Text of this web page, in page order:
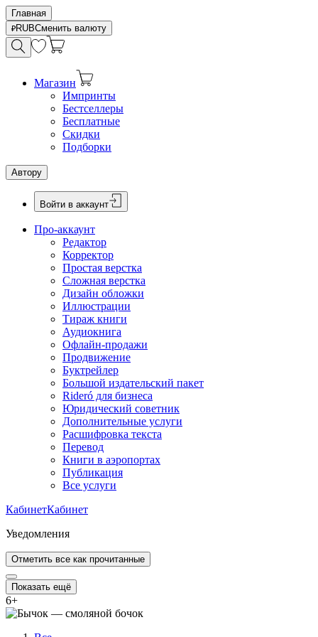
Главная
RUBСменить валюту
Магазин
Импринты
Бестселлеры
Бесплатные
Скидки
Подборки
Автору
Войти в аккаунт
Про-аккаунт
Редактор
Корректор
Простая верстка
Сложная верстка
Дизайн обложки
Иллюстрации
Тираж книги
Аудиокнига
Офлайн-продажи
Продвижение
Буктрейлер
Большой издательский пакет
Rideró для бизнеса
Юридический советник
Дополнительные услуги
Расшифровка текста
Перевод
Книги в аэропортах
Публикация
Все услуги
КабинетКабинет
Уведомления
Отметить все как прочитанные
Показать ещё
6+